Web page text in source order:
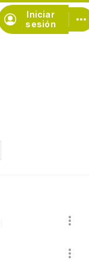
Iniciar
sesión